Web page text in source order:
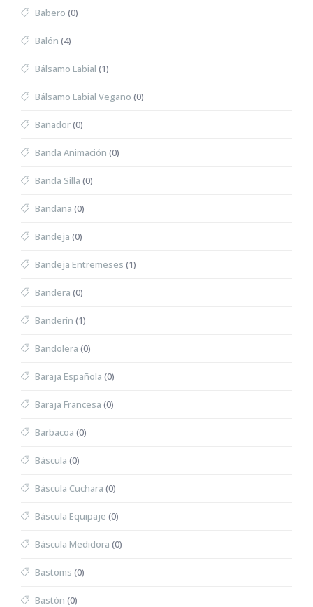
Babero (0)
Balón (4)
Bálsamo Labial (1)
Bálsamo Labial Vegano (0)
Bañador(0)
Banda Animación (0)
Banda Silla (0)
Bandana (0)
Bandeja (0)
Bandeja Entremeses (1)
Bandera (0)
Banderín (1)
Bandolera (0)
Baraja Española (0)
Baraja Francesa (0)
Barbacoa (0)
Báscula (0)
Báscula Cuchara (0)
Báscula Equipaje (0)
Báscula Medidora (0)
Bastoms (0)
Bastón (0)